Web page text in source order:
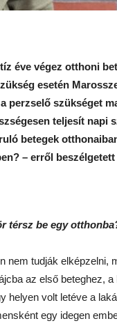
éve végez otthoni
esetén
perzselő szükséget
teljesít napi
betegek
– erről
térsz be egy
nem tudják elképzelni,
az első beteghez,
helyen volt letéve a
egy idegen